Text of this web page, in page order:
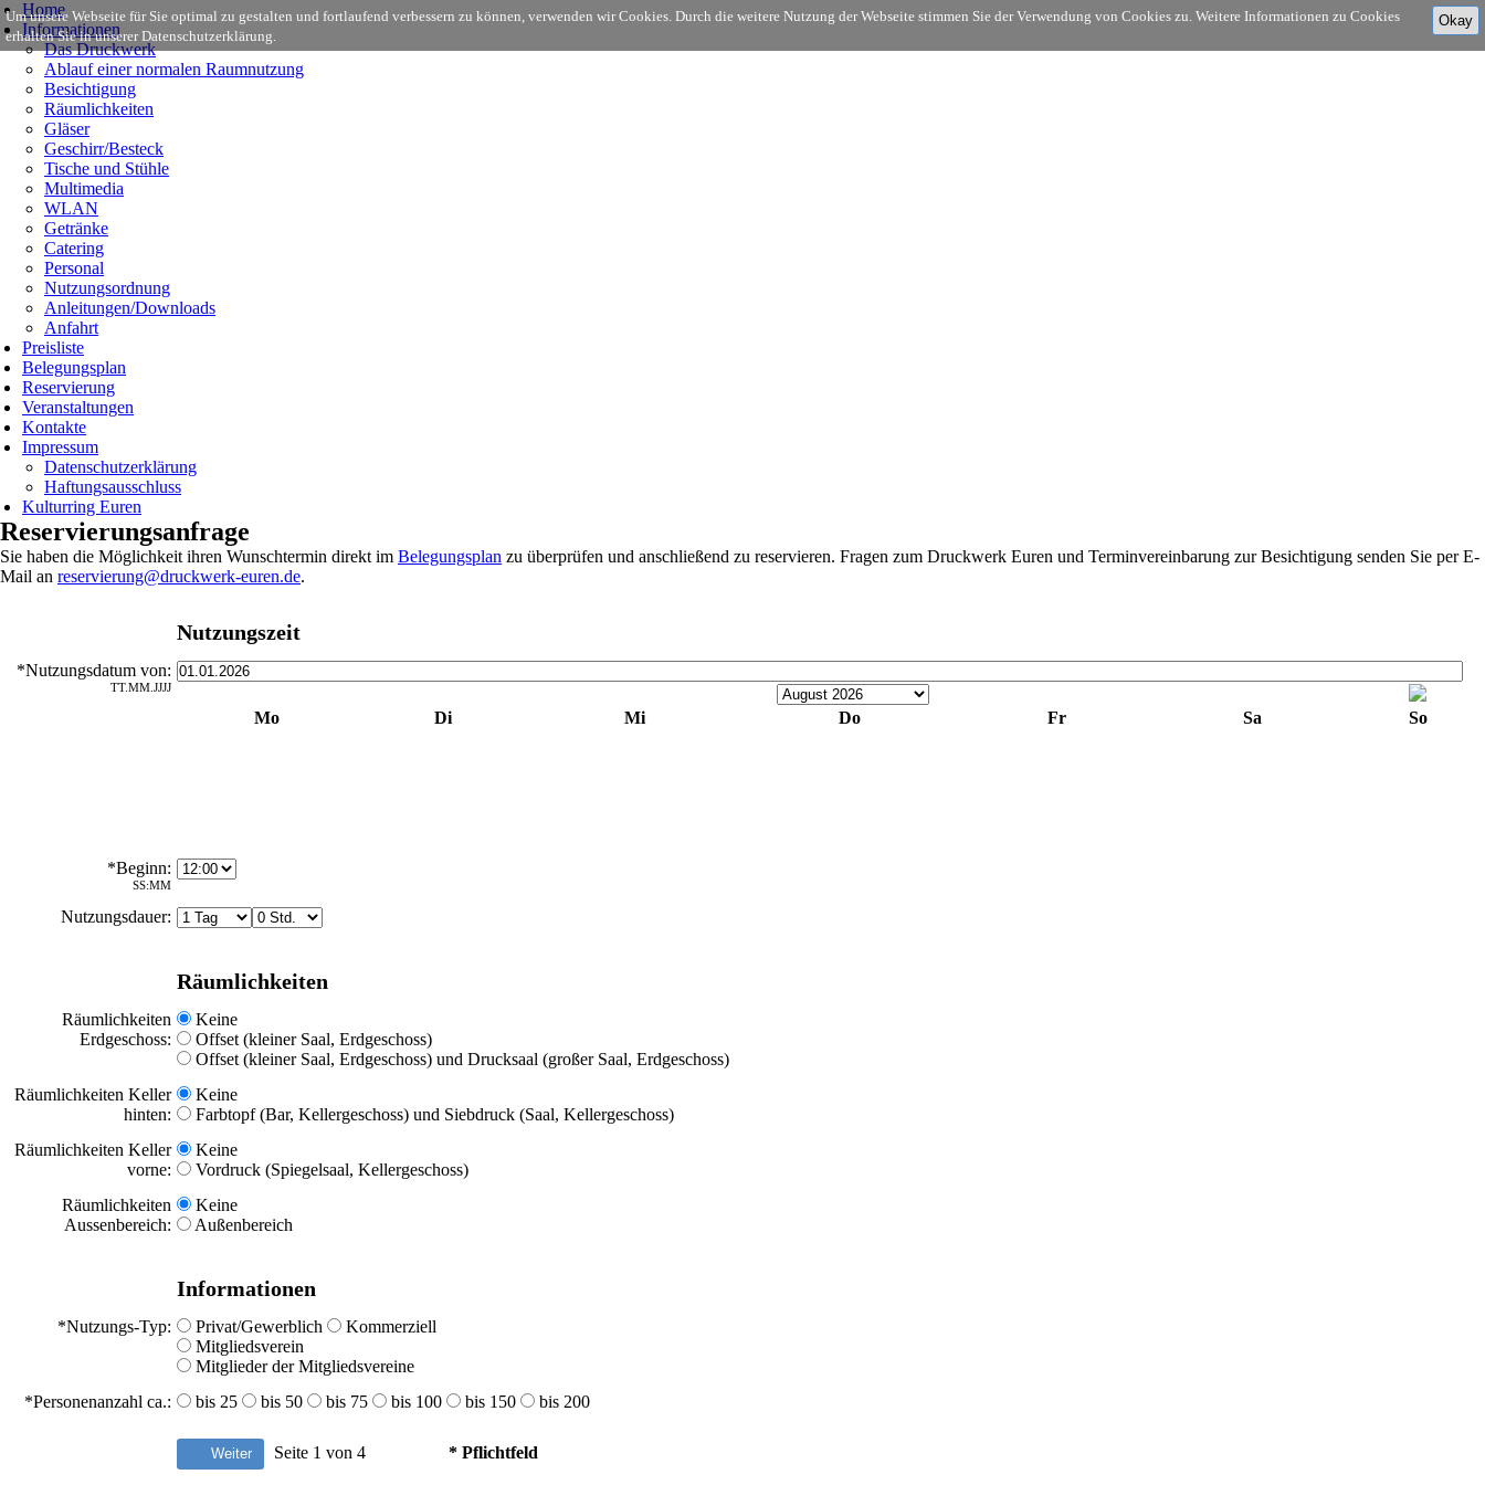
Home
Informationen
Das Druckwerk
Ablauf einer normalen Raumnutzung
Besichtigung
Räumlichkeiten
Gläser
Geschirr/Besteck
Tische und Stühle
Multimedia
WLAN
Getränke
Catering
Personal
Nutzungsordnung
Anleitungen/Downloads
Anfahrt
Preisliste
Belegungsplan
Reservierung
Veranstaltungen
Kontakte
Impressum
Datenschutzerklärung
Haftungsausschluss
Kulturring Euren
Reservierungsanfrage
Sie haben die Möglichkeit ihren Wunschtermin direkt im Belegungsplan zu überprüfen und anschließend zu reservieren. Fragen zum Druckwerk Euren und Terminvereinbarung zur Besichtigung senden Sie per E-
Mail an reservierung@druckwerk-euren.de.
Nutzungszeit
*Nutzungsdatum von:
TT.MM.JJJJ
Mo Di Mi Do Fr Sa
So
*Beginn:
SS:MM
Nutzungsdauer:
Räumlichkeiten
Räumlichkeiten
Erdgeschoss:
Keine
Offset (kleiner Saal, Erdgeschoss)
Offset (kleiner Saal, Erdgeschoss) und Drucksaal (großer Saal, Erdgeschoss)
Räumlichkeiten Keller
hinten:
Keine
Farbtopf (Bar, Kellergeschoss) und Siebdruck (Saal, Kellergeschoss)
Räumlichkeiten Keller
vorne:
Keine
Vordruck (Spiegelsaal, Kellergeschoss)
Räumlichkeiten
Aussenbereich:
Keine
Außenbereich
Informationen
*Nutzungs-Typ: Privat/Gewerblich
Kommerziell
Mitgliedsverein
Mitglieder der Mitgliedsvereine
*Personenanzahl ca.:
bis 25 bis 50 bis 75 bis 100 bis 150 bis 200
Weiter Seite 1 von 4 * Pflichtfeld
Okay
Um unsere Webseite für Sie optimal zu gestalten und fortlaufend verbessern zu können, verwenden wir Cookies. Durch die weitere Nutzung der Webseite stimmen Sie der Verwendung von Cookies zu. Weitere Informationen zu Cookies
erhalten Sie in unserer Datenschutzerklärung.